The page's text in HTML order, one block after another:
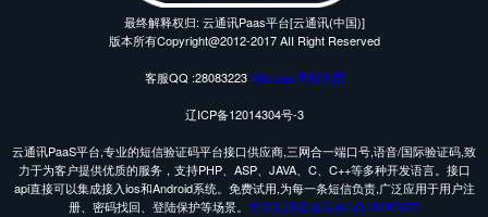
最终解释权归: 云通讯Paas平台[云通讯(中国)]
版本所有Copyright@2012-2017 AII Right Reserved
客服QQ :28083223Sitemap 网站地图
辽ICP备12014304号-3
云通讯PaaS平台,专业的短信验证码平台接口供应商,三网合一端口号,语音/国际验证码,致
力于为客户提供优质的服务，支持PHP、ASP、JAVA、C、C++等多种开发语言。接口
api直接可以集成接入ios和Android系统。免费试用,为每一条短信负责,广泛应用于用户注
册、密码找回、登陆保护等场景。 申请友情链接联系QQ:28083223